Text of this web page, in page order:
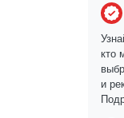
кто
и